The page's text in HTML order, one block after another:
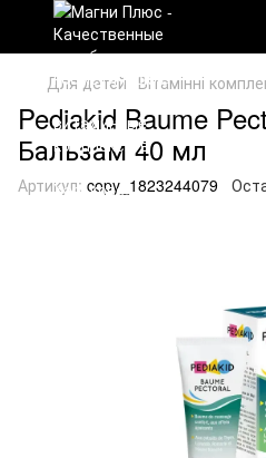
Для детей Вітамінні
Pediakid Baume
Бальзам 40 мл
Артикул: copy_1823244079